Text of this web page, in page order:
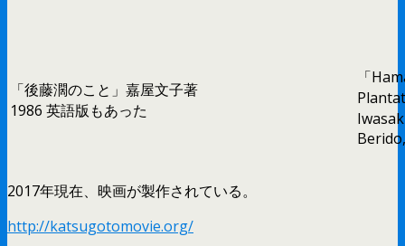
「後藤濶のこと」嘉屋文子著
1986 英語版もあった
「
2017年現在、映画が製作されている。
http://katsugotomovie.org/